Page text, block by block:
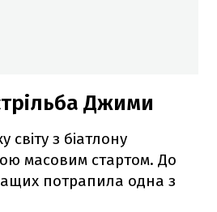
Джими
світу з біатлону
масовим стартом. До
потрапила одна з